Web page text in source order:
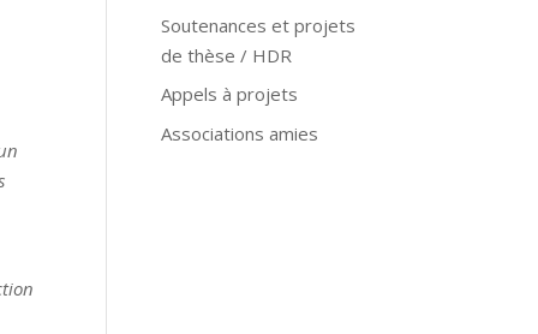
Soutenances et projets
de thèse / HDR
Appels à projets
Associations amies